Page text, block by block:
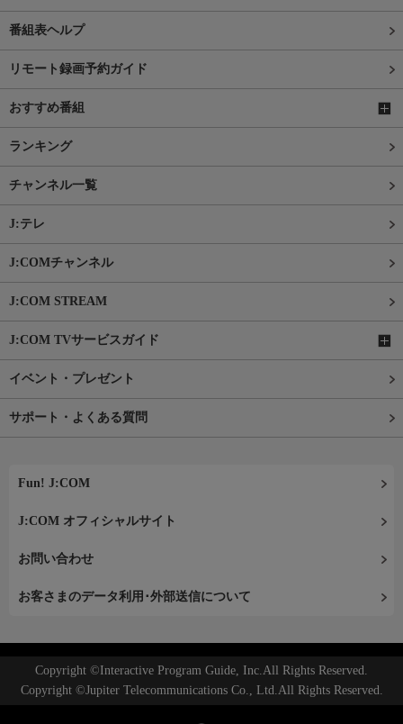
番組表ヘルプ
リモート録画予約ガイド
おすすめ番組
ランキング
チャンネル一覧
J:テレ
J:COMチャンネル
J:COM STREAM
J:COM TVサービスガイド
イベント・プレゼント
サポート・よくある質問
Fun! J:COM
J:COM オフィシャルサイト
お問い合わせ
お客さまのデータ利用･外部送信について
Copyright ©Interactive Program Guide, Inc.All Rights Reserved.
Copyright ©Jupiter Telecommunications Co., Ltd.All Rights Reserved.